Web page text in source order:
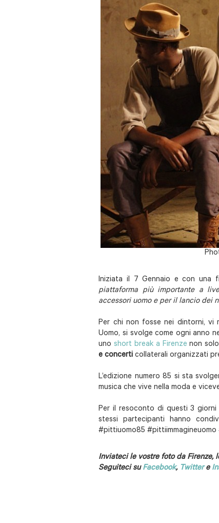
Iniziata il 7 Gennaio e con una
piattaforma più importante a
accessori uomo e per il lancio dei
Per chi non fosse nei dintorni, vi
Uomo, si svolge come ogni anno
unoshort break a Firenze non
e concerti collaterali organizzati
L’edizione numero 85 si sta
musica che vive nella moda e
Per il resoconto di questi 3 giorni
stessi partecipanti hanno
#pittiuomo85
Inviateci le vostre foto da Firenze,
Seguiteci suFacebook, Twittere